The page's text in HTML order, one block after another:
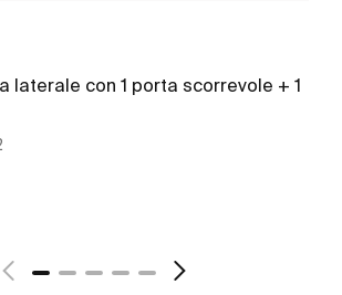
laterale con 1 porta scorrevole + 1